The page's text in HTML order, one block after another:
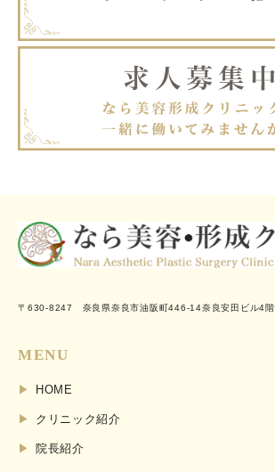
〒630-8247 奈良県奈良市油阪町446-14奈良安田ビル4階
MENU
HOME
クリニック紹介
院長紹介